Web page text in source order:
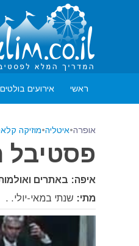
ראשי אירועים
אופרה•איטליה•מוזיקה
פסטיבל
איפה: באתרים
מתי: שנתי במאי-יולי. .